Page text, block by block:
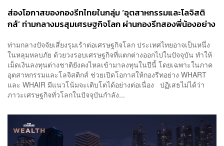
ส่องโอกาสของกองรีทไทยในกลุ่ม ‘อุตสาหกรรมและโลจิสติ
กส์’ ท่ามกลางมรสุมเศรษฐกิจโลก ผ่านกองรีทสองพี่น้องอย่าง
ท่ามกลางปัจจัยเสี่ยงรุมเร้าต่อเศรษฐกิจโลก ประเทศไทยอาจเป็นหนึ่ง
ในหลุมหลบภัย ด้วยวงรอบเศรษฐกิจที่แตกต่างออกไปในปัจจุบัน ทำให้
เม็ดเงินลงทุนต่างชาติยังคงไหลเข้ามาลงทุนในปีนี้ โดยเฉพาะในภาค
อุตสาหกรรมและโลจิสติกส์ ช่วยเปิดโอกาสให้กองรีทอย่าง WHART
และ WHAIR มีแนวโน้มจะเติบโตได้อย่างต่อเนื่อง ปฏิเสธไม่ได้ว่า
ภาวะเศรษฐกิจทั่วโลกในปัจจุบันกำลัง...